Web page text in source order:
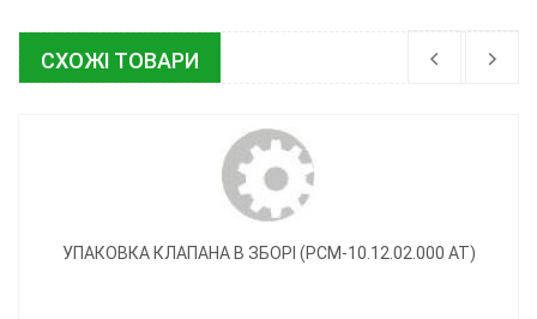
СХОЖІ ТОВАРИ
УПАКОВКА КЛАПАНА В ЗБОРІ (РСМ-10.12.02.000 АТ)